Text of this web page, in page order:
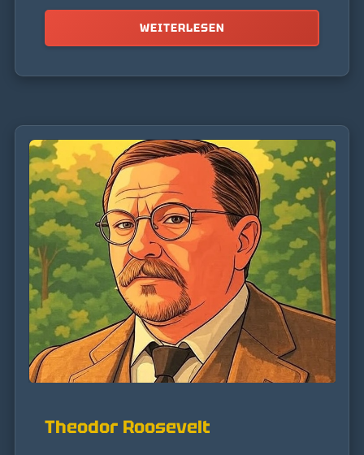
WEITERLESEN
Theodor Roosevelt